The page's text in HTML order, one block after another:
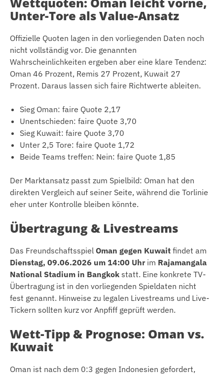
Unter-Tore als Value-Ansatz
Offizielle Quoten lagen in den vorliegenden Daten noch
nicht vollständig vor. Die genannten
Wahrscheinlichkeiten ergeben aber eine klare Tendenz:
Oman 46 Prozent, Remis 27 Prozent, Kuwait 27
Prozent. Daraus lassen sich faire Richtwerte ableiten.
Sieg Oman: faire Quote 2,17
Unentschieden: faire Quote 3,70
Sieg Kuwait: faire Quote 3,70
Unter 2,5 Tore: faire Quote 1,72
Beide Teams treffen: Nein: faire Quote 1,85
Der Marktansatz passt zum Spielbild: Oman hat den
direkten Vergleich auf seiner Seite, während die Torlinie
eher unter Kontrolle bleiben könnte.
Übertragung & Livestreams
Das Freundschaftsspiel Oman gegen Kuwait findet am
Dienstag, 09.06.2026 um 14:00 Uhr im Rajamangala
National Stadium in Bangkok statt. Eine konkrete TV-
Übertragung ist in den vorliegenden Spieldaten nicht
fest genannt. Hinweise zu legalen Livestreams und Live-
Tickern sollten kurz vor Anpfiff geprüft werden.
Wett-Tipp & Prognose: Oman vs.
Kuwait
Oman ist nach dem 0:3 gegen Indonesien gefordert,